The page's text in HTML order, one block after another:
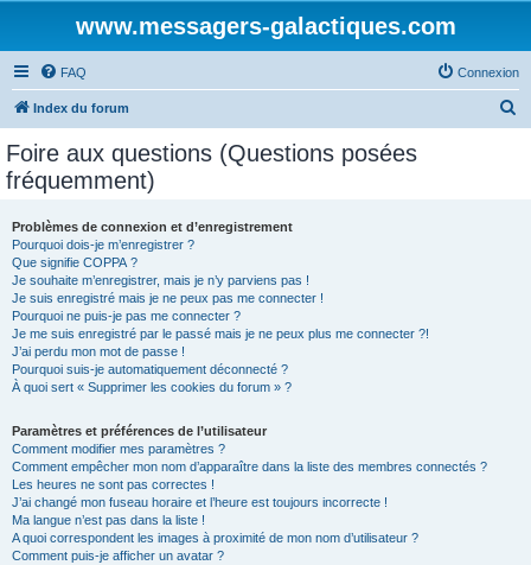
www.messagers-galactiques.com
FAQ Connexion
Index du forum
Foire aux questions (Questions posées
fréquemment)
Problèmes de connexion et d’enregistrement
Pourquoi dois-je m’enregistrer ?
Que signifie COPPA ?
Je souhaite m’enregistrer, mais je n’y parviens pas !
Je suis enregistré mais je ne peux pas me connecter !
Pourquoi ne puis-je pas me connecter ?
Je me suis enregistré par le passé mais je ne peux plus me connecter ?!
J’ai perdu mon mot de passe !
Pourquoi suis-je automatiquement déconnecté ?
À quoi sert « Supprimer les cookies du forum » ?
Paramètres et préférences de l’utilisateur
Comment modifier mes paramètres ?
Comment empêcher mon nom d’apparaître dans la liste des membres connectés ?
Les heures ne sont pas correctes !
J’ai changé mon fuseau horaire et l’heure est toujours incorrecte !
Ma langue n’est pas dans la liste !
A quoi correspondent les images à proximité de mon nom d’utilisateur ?
Comment puis-je afficher un avatar ?